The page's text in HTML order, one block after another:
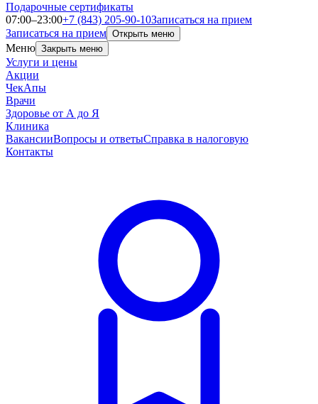
Подарочные сертификаты
07:00–23:00+7 (843) 205-90-10Записаться на прием
Записаться на прием Открыть меню
Меню Закрыть меню
Услуги и цены
Акции
ЧекАпы
Врачи
Здоровье от А до Я
Клиника
ВакансииВопросы и ответыСправка в налоговую
Контакты